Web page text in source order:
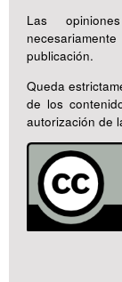
Las
publicación.
Queda
de los
autorización de